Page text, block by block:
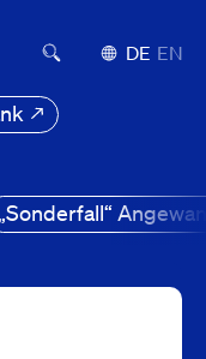
Suchformular
Deutsch